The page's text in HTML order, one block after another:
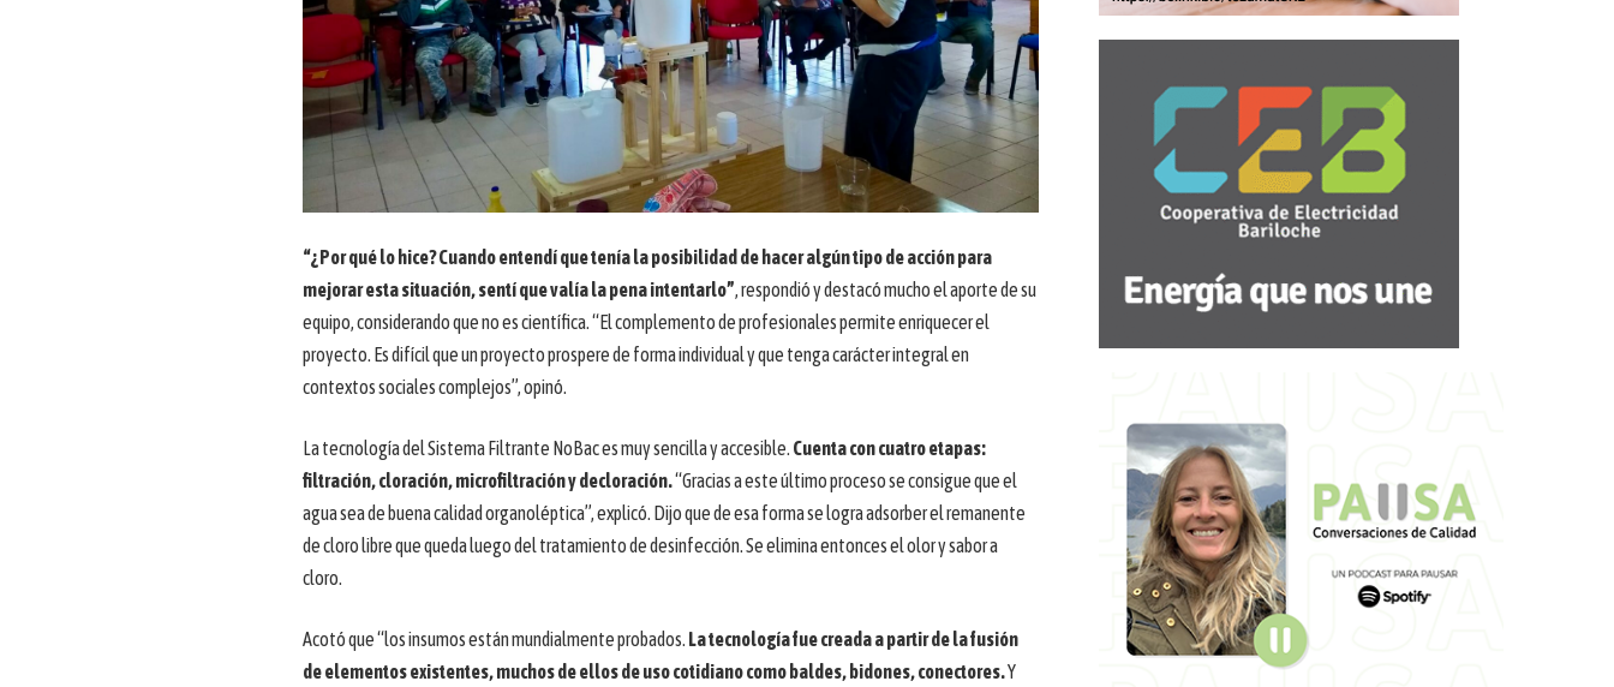
“¿Por qué lo hice?Cuando entendí que tenía la posibilidad de hacer algún tipo de acción para
mejorar esta situación,sentí que valía la pena intentarlo”, respondió y destacó mucho el aporte de su
equipo, considerando que no es científica. “El complemento de profesionales permite enriquecer el
proyecto. Es difícil que un proyecto prospere de forma individual y que tenga carácter integral en
contextos sociales complejos”, opinó.
La tecnología del Sistema Filtrante NoBac es muy sencilla y accesible. Cuenta con cuatro etapas:
filtración, cloración, microfiltración y decloración.“Gracias a este último proceso se consigue que el
agua sea de buena calidad organoléptica”, explicó. Dijo que de esa forma se logra adsorber el remanente
de cloro libre que queda luego del tratamiento de desinfección. Se elimina entonces el olor y sabor a
cloro.
Acotó que “los insumos están mundialmente probados. La tecnología fue creada a partir de la fusión
de elementos existentes, muchos de ellos de uso cotidiano como baldes, bidones, conectores.Y